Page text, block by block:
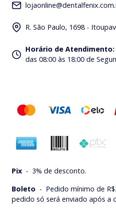
R. São Paulo, 1698 -
Horário de Atendimento:
das 08:00 às 18:00 de
Pix - 3% de desconto.
Boleto - Pedido mínimo de
pedido só será enviado após a